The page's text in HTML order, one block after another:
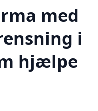
med
i
hjælpe